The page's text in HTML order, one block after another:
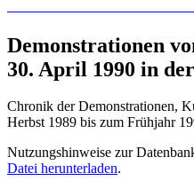
Demonstrationen
30. April 1990 in
Chronik der Demonstrationen,
Herbst 1989 bis zum Frühjahr
Nutzungshinweise zur
Datei herunterladen.